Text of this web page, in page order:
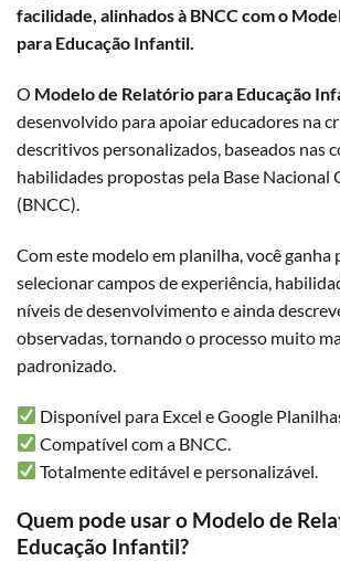
facilidade, alinhados à BNCC com o
para Educação Infantil.
O Modelo de Relatório para Educação
desenvolvido para apoiar educadores na
descritivos personalizados, baseados nas
habilidades propostas pela Base Nacional
(BNCC).
Com este modelo em planilha, você ganha
selecionar campos de experiência,
níveis de desenvolvimento e ainda
observadas, tornando o processo muito
padronizado.
Disponível para Excel e Google
Compatível com a BNCC.
Totalmente editável e personalizável.
Quem pode usar o Modelo de
Educação Infantil?